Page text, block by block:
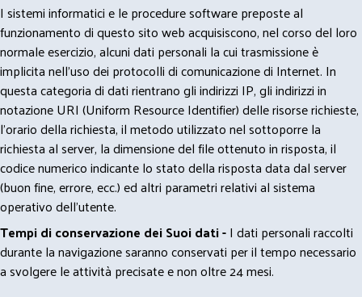
I sistemi informatici e le procedure software preposte al
funzionamento di questo sito web acquisiscono, nel corso del loro
normale esercizio, alcuni dati personali la cui trasmissione è
implicita nell'uso dei protocolli di comunicazione di Internet. In
questa categoria di dati rientrano gli indirizzi IP, gli indirizzi in
notazione URI (Uniform Resource Identifier) delle risorse richieste,
l'orario della richiesta, il metodo utilizzato nel sottoporre la
richiesta al server, la dimensione del file ottenuto in risposta, il
codice numerico indicante lo stato della risposta data dal server
(buon fine, errore, ecc.) ed altri parametri relativi al sistema
operativo dell'utente.
Tempi di conservazione dei Suoi dati -I dati personali raccolti
durante la navigazione saranno conservati per il tempo necessario
a svolgere le attività precisate e non oltre 24 mesi.